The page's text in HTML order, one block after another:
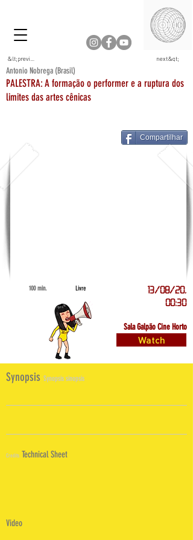
&lt;previous next&gt;
Antonio Nobrega (Brasil)
PALESTRA: A formação o performer e a ruptura dos
limites das artes cênicas
Compartilhar
100 min. Livre
13/08/20,
00:30
Sala Galpão Cine Horto
Watch
Credits Technical Sheet
Synopsis Synopsis sinopsis
Video